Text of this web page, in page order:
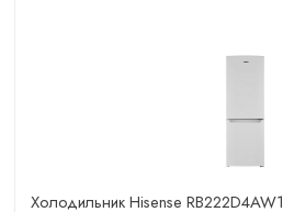
Холодильник Hisense RB222D4AW1